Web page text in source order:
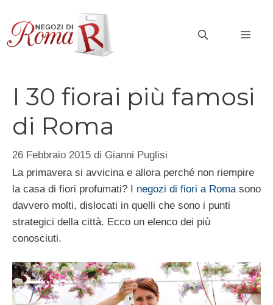
contenuto
I 30 fiorai più famosi
di Roma
26 Febbraio 2015 di Gianni Puglisi
La primavera si avvicina e allora perché non riempire
la casa di fiori profumati? I negozi di fiori a Romasono
davvero molti, dislocati in quelli che sono i punti
strategici della città. Ecco un elenco dei più
conosciuti.